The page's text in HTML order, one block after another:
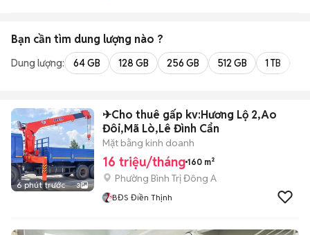
Bạn cần tìm dung lượng nào ?
Dung lượng: 64 GB 128 GB 256 GB 512 GB 1 TB
6 phút trước 3
✈Cho thuê gấp kv:Hương Lộ 2,Ao
Đôi,Mã Lò,Lê Đình Cẩn
Mặt bằng kinh doanh
16 triệu/tháng 160 m²
Phường Bình Trị Đông A
BĐS Điền Thịnh